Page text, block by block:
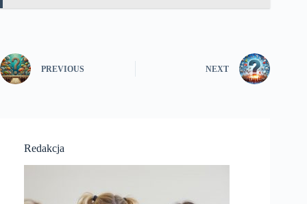
PREVIOUS NEXT
Redakcja